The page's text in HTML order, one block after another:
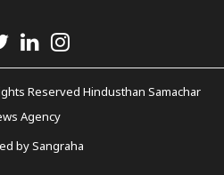
Reserved Hindusthan Samachar
Agency
bySangraha